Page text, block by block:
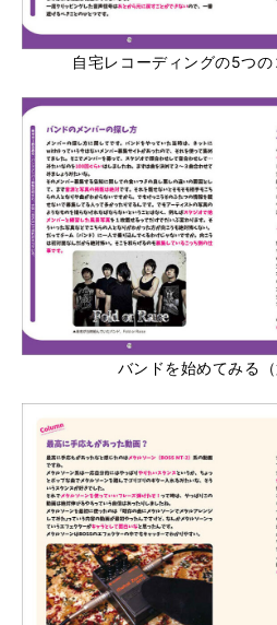
自宅レコーディングの5つの
バンドを始めてみる（